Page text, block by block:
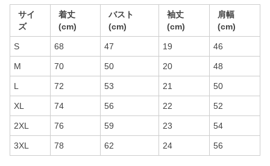
サイ
ズ
着丈
(cm)
バスト
(cm)
袖丈
(cm)
肩幅
(cm)
S 68 47 19 46
M 70 50 20 48
L 72 53 21 50
XL 74 56 22 52
2XL 76 59 23 54
3XL 78 62 24 56